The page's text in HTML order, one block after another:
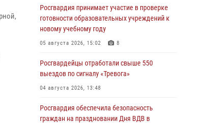
Росгвардия принимает участие в проверке
готовности образовательных учреждений к
новому учебному году
05 августа 2026, 15:02 8
Росгвардейцы отработали свыше 550
выездов по сигналу «Тревога»
04 августа 2026, 13:48
Росгвардия обеспечила безопасность
граждан на праздновании Дня ВДВ в